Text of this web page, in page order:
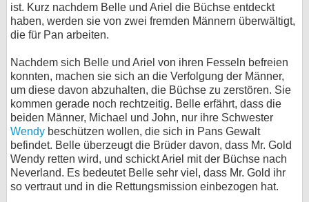
ist. Kurz nachdem Belle und Ariel die Büchse entdeckt
haben, werden sie von zwei fremden Männern überwältigt,
die für Pan arbeiten.
Nachdem sich Belle und Ariel von ihren Fesseln befreien
konnten, machen sie sich an die Verfolgung der Männer,
um diese davon abzuhalten, die Büchse zu zerstören. Sie
kommen gerade noch rechtzeitig. Belle erfährt, dass die
beiden Männer, Michael und John, nur ihre Schwester
Wendy beschützen wollen, die sich in Pans Gewalt
befindet. Belle überzeugt die Brüder davon, dass Mr. Gold
Wendy retten wird, und schickt Ariel mit der Büchse nach
Neverland. Es bedeutet Belle sehr viel, dass Mr. Gold ihr
so vertraut und in die Rettungsmission einbezogen hat.